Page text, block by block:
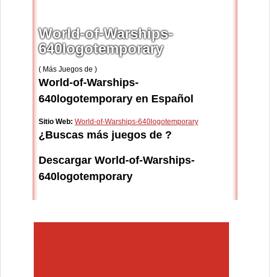
World-of-Warships-
640logotemporary
( Más Juegos de )
World-of-Warships-
640logotemporary en Español
Sitio Web: World-of-Warships-640logotemporary
¿Buscas más juegos de ?
Descargar World-of-Warships-
640logotemporary